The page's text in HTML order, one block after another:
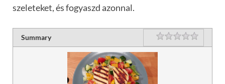
szeleteket, és fogyaszd azonnal.
Summary Rating